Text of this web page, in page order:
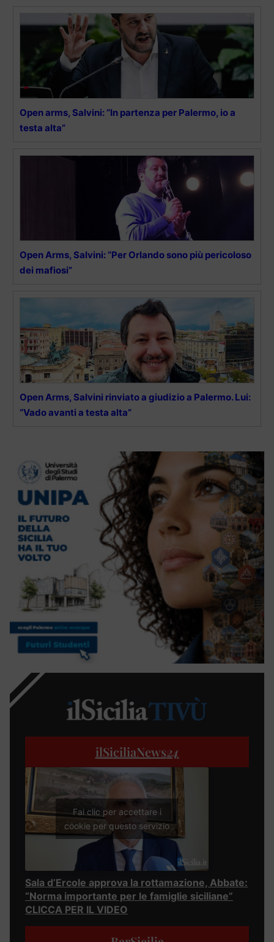
Open arms, Salvini: “In partenza per Palermo, io a
testa alta”
Open Arms, Salvini: “Per Orlando sono più pericoloso
dei mafiosi”
Open Arms, Salvini rinviato a giudizio a Palermo. Lui:
“Vado avanti a testa alta”
ilSiciliaNews24
Fai clic per accettare i
cookie per questo servizio
Sala d’Ercole approva la rottamazione, Abbate:
“Norma importante per le famiglie siciliane”
CLICCA PER IL VIDEO